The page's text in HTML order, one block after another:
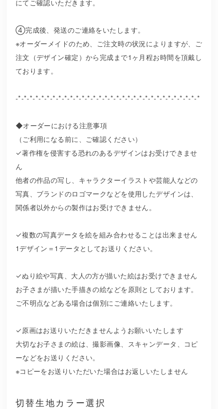
にてご確認いただきます。
④完成後、発送のご連絡をいたします。
※オーダーメイドのため、ご注文時の状況によりますが、ご
注文（デザイン確定）から完成まで1ヶ月程お時間を頂戴し
ております。
-*-*-*-*-*-*-*-*-*-*-*-*-*-*-*-*-*-*-*-*-*-*-*-*-*-*-*-*-*-*-*-*
◆オーダーにおける注意事項
（ご利用になる前に、ご確認ください）
✓著作権を侵害する恐れのあるデザインはお受けできませ
ん
他者の作品の写し、キャラクターイラストや芸能人などの
写真、ブランドのロゴマークなどを使用したデザインは、
関係者以外からの製作はお受けできません。
✓複数の写真データを絵を組み合わせることは出来ません
1デザイン＝1データとしてお送りください。
✓ぬり絵や写真、大人の方が描いた絵はお受けできません
お子さまが描いた手描きの絵などを原則としております。
ご不明点などある場合は個別にご連絡いたします。
✓原画はお送りいただきませんようお願いいたします
大切なお子さまの絵は、撮影画像、スキャンデータ、コピ
ーなどをお送りください。
※コピーをお送りいただいた場合はお返しいたしません
切替生地カラー選択